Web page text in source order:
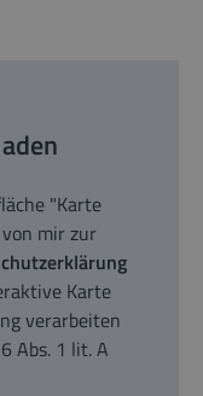
"Karte
mir zur
Karte
verarbeiten
Abs. 1 lit. A